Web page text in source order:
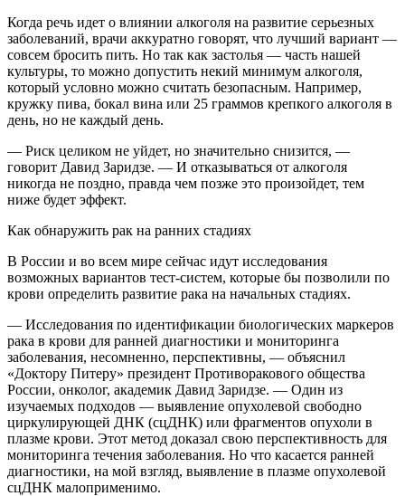
Когда речь идет о влиянии алкоголя на развитие серьезных
заболеваний, врачи аккуратно говорят, что лучший вариант —
совсем бросить пить. Но так как застолья — часть нашей
культуры, то можно допустить некий минимум алкоголя,
который условно можно считать безопасным. Например,
кружку пива, бокал вина или 25 граммов крепкого алкоголя в
день, но не каждый день.
— Риск целиком не уйдет, но значительно снизится, —
говорит Давид Заридзе. — И отказываться от алкоголя
никогда не поздно, правда чем позже это произойдет, тем
ниже будет эффект.
Как обнаружить рак на ранних стадиях
В России и во всем мире сейчас идут исследования
возможных вариантов тест-систем, которые бы позволили по
крови определить развитие рака на начальных стадиях.
— Исследования по идентификации биологических маркеров
рака в крови для ранней диагностики и мониторинга
заболевания, несомненно, перспективны, — объяснил
«Доктору Питеру» президент Противоракового общества
России, онколог, академик Давид Заридзе. — Один из
изучаемых подходов — выявление опухолевой свободно
циркулирующей ДНК (сцДНК) или фрагментов опухоли в
плазме крови. Этот метод доказал свою перспективность для
мониторинга течения заболевания. Но что касается ранней
диагностики, на мой взгляд, выявление в плазме опухолевой
сцДНК малоприменимо.